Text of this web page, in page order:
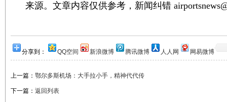
来源。文章内容仅供参考，新闻纠错
分享到： QQ空间 新浪微博 腾讯微博 人人网 网易微博
上一篇： 鄂尔多斯机场：大手拉小手，精神代代传
下一篇： 返回列表